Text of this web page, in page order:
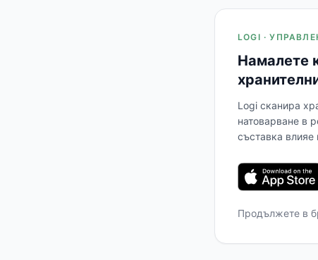
LOGI ·
Намалете
Logi сканира
натоварване в
съставка влияе
Продължете в